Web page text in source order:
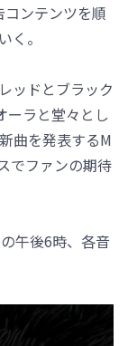
ンテンツを順
く。
ッドとブラック
ーラと堂々とし
曲を発表するM
でファンの期待
午後6時、各音